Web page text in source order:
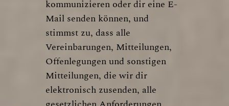
kommunizieren oder dir eine E-
Mail senden können, und
stimmst zu, dass alle
Vereinbarungen, Mitteilungen,
Offenlegungen und sonstigen
Mitteilungen, die wir dir
elektronisch zusenden, alle